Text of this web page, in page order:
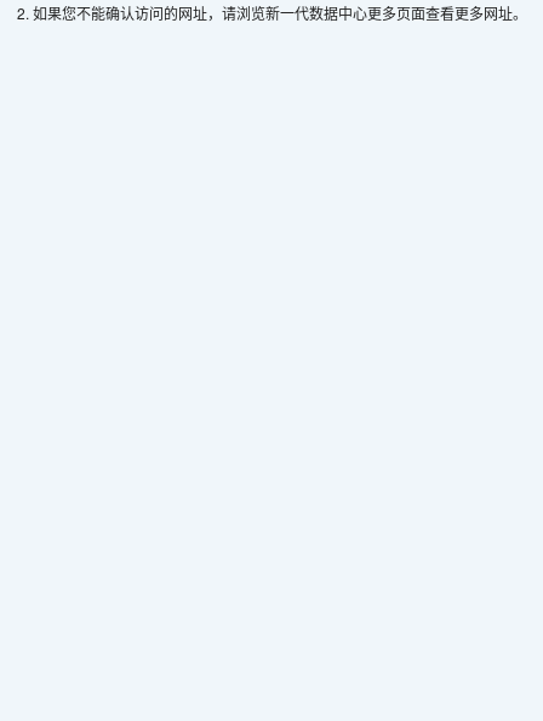
2. 如果您不能确认访问的网址，请浏览新一代数据中心更多页面查看更多网址。